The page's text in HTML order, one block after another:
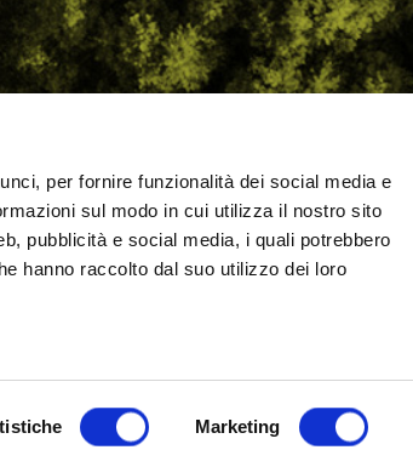
per fornire funzionalità dei social media e
sul modo in cui utilizza il nostro sito
pubblicità e social media, i quali potrebbero
hanno raccolto dal suo utilizzo dei loro
Marketing
BIKE LAB
BIKE HOTEL
BIKE ECONOMY
Chilometro 162 srl
bici.PRO
Cookie Policy Privacy Policy